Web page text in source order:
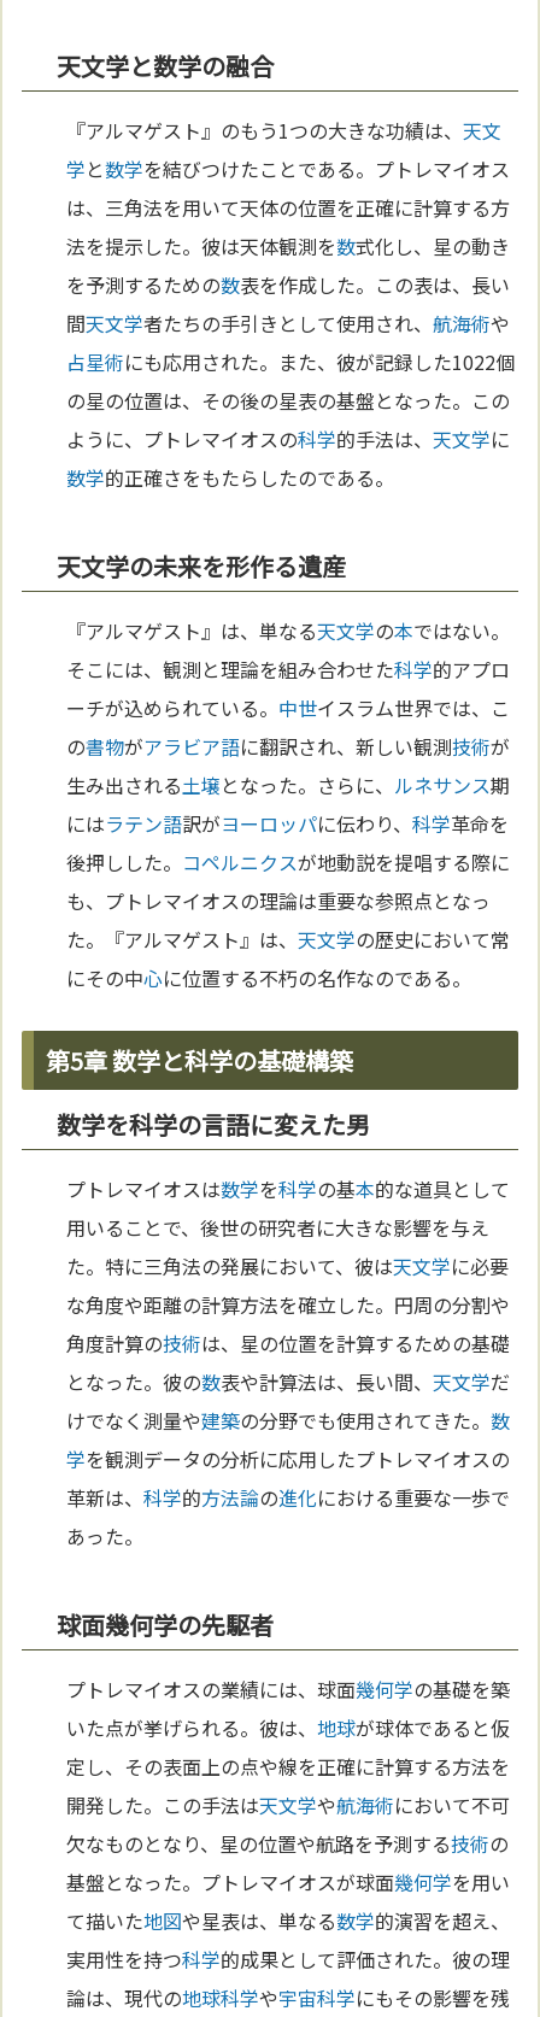
天文学と数学の融合
『アルマゲスト』のもう1つの大きな功績は、天文
学と数学を結びつけたことである。プトレマイオス
は、三角法を用いて天体の位置を正確に計算する方
法を提示した。彼は天体観測を数式化し、星の動き
を予測するための数表を作成した。この表は、長い
間天文学者たちの手引きとして使用され、航海術や
占星術にも応用された。また、彼が記録した1022個
の星の位置は、その後の星表の基盤となった。この
ように、プトレマイオスの科学的手法は、天文学に
数学的正確さをもたらしたのである。
天文学の未来を形作る遺産
『アルマゲスト』は、単なる天文学の本ではない。
そこには、観測と理論を組み合わせた科学的アプロ
ーチが込められている。 中世イスラム世界では、こ
の書物がアラビア語に翻訳され、新しい観測技術が
生み出される土壌となった。さらに、 ルネサンス期
にはラテン語訳がヨーロッパに伝わり、科学革命を
後押しした。 コペルニクスが地動説を提唱する際に
も、プトレマイオスの理論は重要な参照点となっ
た。『アルマゲスト』は、天文学の歴史において常
にその中心に位置する不朽の名作なのである。
第5章 数学と科学の基礎構築
数学を科学の言語に変えた男
プトレマイオスは数学を科学の基本的な道具として
用いることで、後世の研究者に大きな影響を与え
た。特に三角法の発展において、彼は天文学に必要
な角度や距離の計算方法を確立した。円周の分割や
角度計算の技術は、星の位置を計算するための基礎
となった。彼の数表や計算法は、長い間、天文学だ
けでなく測量や建築の分野でも使用されてきた。数
学を観測データの分析に応用したプトレマイオスの
革新は、科学的方法論の進化における重要な一歩で
あった。
球面幾何学の先駆者
プトレマイオスの業績には、球面幾何学の基礎を築
いた点が挙げられる。彼は、地球が球体であると仮
定し、その表面上の点や線を正確に計算する方法を
開発した。この手法は天文学や航海術において不可
欠なものとなり、星の位置や航路を予測する技術の
基盤となった。プトレマイオスが球面幾何学を用い
て描いた地図や星表は、単なる数学的演習を超え、
実用性を持つ科学的成果として評価された。彼の理
論は、現代の地球科学や宇宙科学にもその影響を残